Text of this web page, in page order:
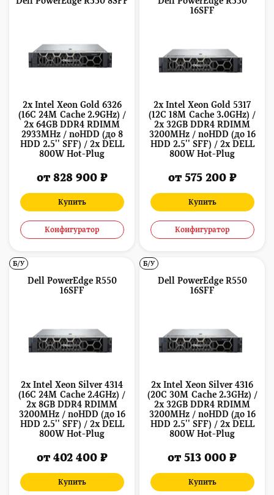
2x Intel Xeon Gold 6326
(16C 24M Cache 2.9GHz) /
2x 64GB DDR4 RDIMM
2933MHz / noHDD (до 8
HDD 2.5'' SFF) / 2x DELL
800W Hot-Plug
от 828 900 ₽
Купить
Конфигуратор
16SFF
2x Intel Xeon Gold 5317
(12C 18M Cache 3.0GHz) /
2x 32GB DDR4 RDIMM
3200MHz / noHDD (до 16
HDD 2.5'' SFF) / 2x DELL
800W Hot-Plug
от 575 200 ₽
Купить
Конфигуратор
Dell PowerEdge R550
16SFF
2x Intel Xeon Silver 4314
(16C 24M Cache 2.4GHz) /
2x 8GB DDR4 RDIMM
3200MHz / noHDD (до 16
HDD 2.5'' SFF) / 2x DELL
800W Hot-Plug
от 402 400 ₽
Купить
Б/У
Dell PowerEdge R550
16SFF
2x Intel Xeon Silver 4316
(20C 30M Cache 2.3GHz) /
2x 32GB DDR4 RDIMM
3200MHz / noHDD (до 16
HDD 2.5'' SFF) / 2x DELL
800W Hot-Plug
от 513 000 ₽
Купить
Б/У